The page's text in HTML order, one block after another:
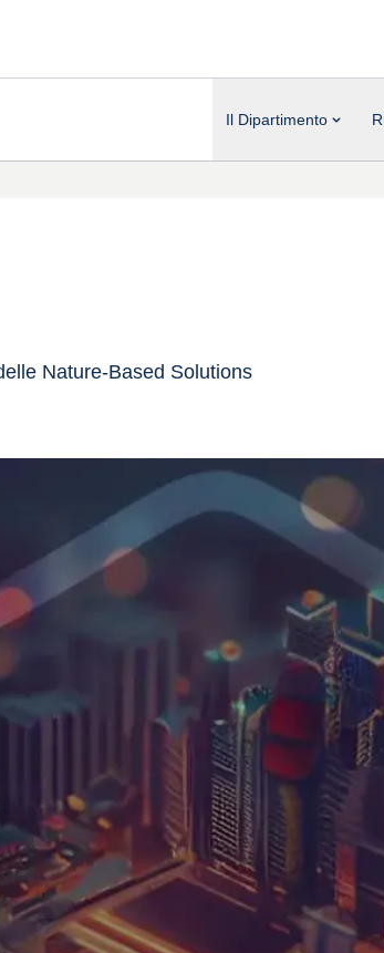
Il Dipartimento
Nature-Based Solutions